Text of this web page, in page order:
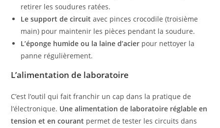
retirer les soudures ratées.
Le support de circuit avec pinces crocodile (troisième
main) pour maintenir les pièces pendant la soudure.
L’éponge humide ou la laine d’acier pour nettoyer la
panne régulièrement.
L’alimentation de laboratoire
C’est l’outil qui fait franchir un cap dans la pratique de
l’électronique. Une alimentation de laboratoire réglable en
tension et en courant permet de tester les circuits dans